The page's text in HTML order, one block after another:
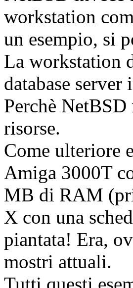
workstation
un esempio, si
La workstation
database server
Perchè
risorse.
Come ulteriore
Amiga 3000T
MB di RAM
X con una
piantata! Era,
mostri attuali.